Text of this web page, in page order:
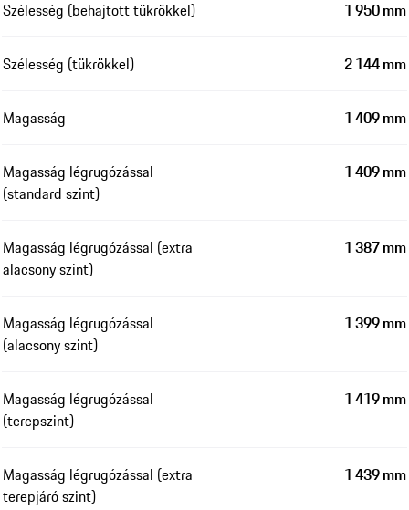
Szélesség (behajtott tükrökkel) 1 950 mm
Szélesség (tükrökkel) 2 144 mm
Magasság 1 409 mm
Magasság légrugózással
(standard szint)
1 409 mm
Magasság légrugózással (extra
alacsony szint)
1 387 mm
Magasság légrugózással
(alacsony szint)
1 399 mm
Magasság légrugózással
(terepszint)
1 419 mm
Magasság légrugózással (extra
terepjáró szint)
1 439 mm